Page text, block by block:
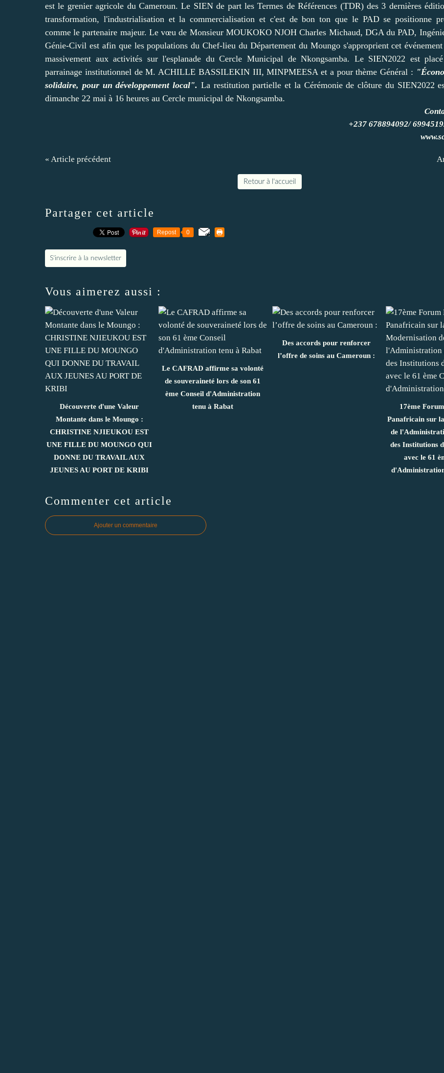
est le grenier agricole du Cameroun. Le SIEN de part les Termes de Références (TDR) des 3 dernières
transformation, l'industrialisation et la commercialisation et c'est de bon ton que le PAD se positionne
comme le partenaire majeur. Le vœu de Monsieur MOUKOKO NJOH Charles Michaud, DGA du PAD,
Génie-Civil est afin que les populations du Chef-lieu du Département du Moungo s'approprient cet
massivement aux activités sur l'esplanade du Cercle Municipal de Nkongsamba. Le SIEN2022 est
parrainage institutionnel de M. ACHILLE BASSILEKIN III, MINPMEESA et a pour thème Général :
solidaire, pour un développement local". La restitution partielle et la Cérémonie de clôture du SIEN2022
dimanche 22 mai à 16 heures au Cercle municipal de Nkongsamba.
+237 678894092/
« Article précédent
Retour à l'accueil
Partager cet article
Repost 0
S'inscrire à la newsletter
Vous aimerez aussi :
Découverte d'une Valeur
Montante dans le Moungo :
CHRISTINE NJIEUKOU EST
UNE FILLE DU MOUNGO QUI
DONNE DU TRAVAIL AUX
JEUNES AU PORT DE KRIBI
Le CAFRAD affirme sa volonté
de souveraineté lors de son 61
ème Conseil d'Administration
tenu à Rabat
Des accords pour renforcer
l’offre de soins au Cameroun :
17ème
Panafricain sur
de
des Institutions
avec le 61
Commenter cet article
Ajouter un commentaire